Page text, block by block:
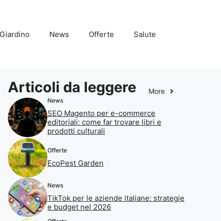
Giardino News Offerte Salute
Articoli da leggere More
News
SEO Magento per e-commerce
editoriali: come far trovare libri e
prodotti culturali
Offerte
EcoPest Garden
News
TikTok per le aziende italiane: strategie
e budget nel 2026